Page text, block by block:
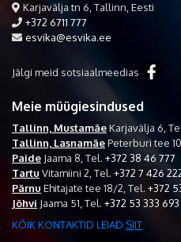
Karjavälja tn 6, Tallinn, Eesti
+372 6711 777
esvika@esvika.ee
Jälgi meid sotsiaalmeedias
Meie müügiesindused
Tallinn, MustamäeKarjavälja 6,
Tallinn, LasnamäePeterburi tee
Paide Jaama 8, Tel. +372 38 46 777
Tartu Vitamiini 2, Tel. +372 7 426
Pärnu Ehitajate tee 18/2, Tel. +372
Jõhvi Jaama 51, Tel. +372 53 333 693
KÕIK KONTAKTID LEIAD SIIT